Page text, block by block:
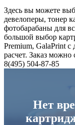
Здесь вы можете
девелоперы, тонер
фотобарабаны для
большой выбор
Premium, GalaPrint с
расчет. Заказ можно
8(495) 504-87-85
Нет